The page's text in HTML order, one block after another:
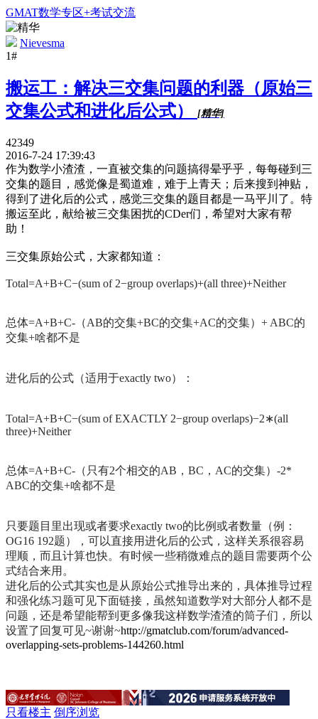
GMAT数学专区+考试交流
Nievesma
1#
搬运工：解决三交集问题的利器（原始三
交集公式和进化后公式）
[精华]
42349
2016-7-24 17:39:43
作为数学小渣渣，一直被交集的问题搞得晕乎乎，每每碰到三
交集的题目，感觉像是蜀道难，难于上青天；后来搜到神贴，
得到了进化后的公式，感觉三交集的题目都是一马平川了。特
搬运至此，献给被三交集困扰的CDer们，希望对大家有帮
助！
三交集原始公式，大家都知道：
Total=A+B+C−(sum of 2−group overlaps)+(all three)+Neither
总体=A+B+C-（AB的交集+BC的交集+AC的交集）+ ABC的
交集+啥都不是
进化后的公式（适用于exactly two）：
Total=A+B+C−(sum of EXACTLY 2−group overlaps)−2∗(all
three)+Neither
总体=A+B+C-（只有2个相交的AB，BC，AC的交集）-2*
ABC的交集+啥都不是
只要题目里出现或者要求exactly two的比例或者数量（例：
OG16 192题），可以直接用进化后的公式，这样关系很容易
理顺，而且计算也快。有时候一些稍微难点的题目需要两个公
式结合来用。
进化后的公式其实也是从原始公式推导出来的，具体推导过程
和强化练习题可见下面链接，虽然知道数学对大部分人都不是
问题，还是希望能帮到更多像我这样数学渣渣的筒子们，所以
设置了回复可见~谢谢~http://gmatclub.com/forum/advanced-
overlapping-sets-problems-144260.html
只看楼主 倒序浏览